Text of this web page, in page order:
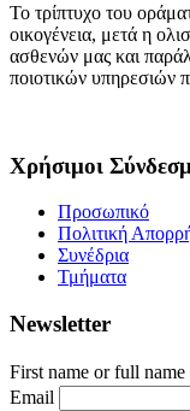
Το τρίπτυχο του
οικογένεια, μετά η
ασθενών μας και
ποιοτικών υπηρεσιών
Χρήσιμοι
Προσωπικό
Πολιτική
Συνέδρια
Τμήματα
Newsletter
First name or full name
Email